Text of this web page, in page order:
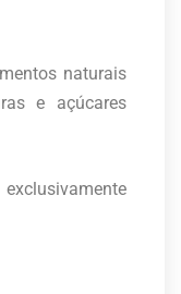
naturais
e açúcares